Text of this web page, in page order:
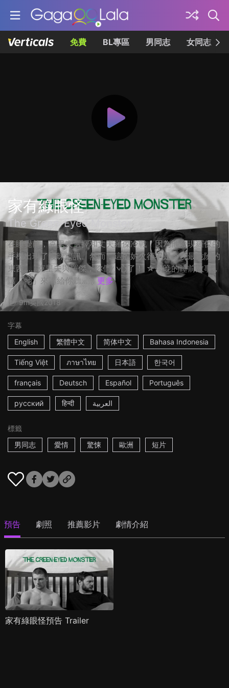
免費 BL專區 男同志 女同志
家有綠眼怪
The Green-Eyed Monster
在睡覺前，克里夫選擇和丈夫羅傑冷戰，因為他發現羅傑的
手機出現了曖昧簡訊。然而，這股妒火卻不是今晚最危險的
東西……克里夫與羅傑，你們小心了！ ☆今晚的睡前故事，
讓「牠」來講給你聽…… 更多
9m英國2018
字幕
English
繁體中文 简体中文 Bahasa Indonesia
Tiếng Việt ภาษาไทย 日本語 한국어
français Deutsch Español Português
русский हिन्दी العربية
標籤
男同志
愛情 驚悚 歐洲 短片
預告 劇照 推薦影片 劇情介紹
家有綠眼怪預告 Trailer